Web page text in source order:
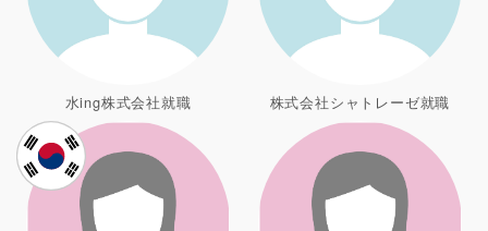
水ing株式会社就職 株式会社シャトレーゼ就職